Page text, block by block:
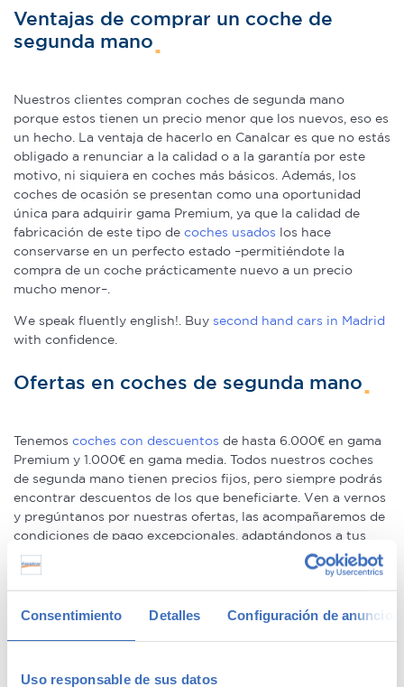
Consentimiento Detalles Configuración de anuncios
Uso responsable de sus datos
Ventajas de comprar un coche de
segunda mano
Nuestros clientes compran coches de segunda mano
porque estos tienen un precio menor que los nuevos, eso es
un hecho. La ventaja de hacerlo en Canalcar es que no estás
obligado a renunciar a la calidad o a la garantía por este
motivo, ni siquiera en coches más básicos. Además, los
coches de ocasión se presentan como una oportunidad
única para adquirir gama Premium, ya que la calidad de
fabricación de este tipo de coches usados los hace
conservarse en un perfecto estado –permitiéndote la
compra de un coche prácticamente nuevo a un precio
mucho menor–.
We speak fluently english!. Buy second hand cars in Madrid
with confidence.
Ofertas en coches de segunda mano
Tenemos coches con descuentos de hasta 6.000€ en gama
Premium y 1.000€ en gama media. Todos nuestros coches
de segunda mano tienen precios fijos, pero siempre podrás
encontrar descuentos de los que beneficiarte. Ven a vernos
y pregúntanos por nuestras ofertas, las acompañaremos de
condiciones de pago excepcionales, adaptándonos a tus
necesidades. Además, aceptamos tu coche a cambio.
Coches de ocasión con garantía
mayor calidad, ya que nuestros vehículos pasan el más